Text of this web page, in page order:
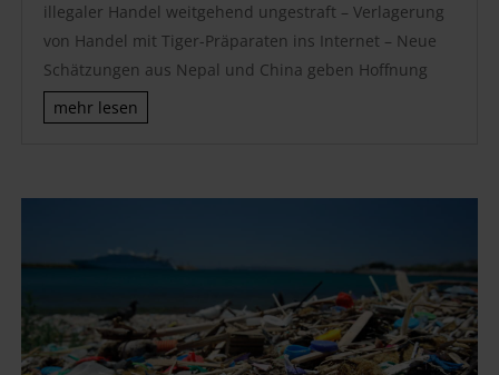
illegaler Handel weitgehend ungestraft – Verlagerung
von Handel mit Tiger-Präparaten ins Internet – Neue
Schätzungen aus Nepal und China geben Hoffnung
mehr lesen